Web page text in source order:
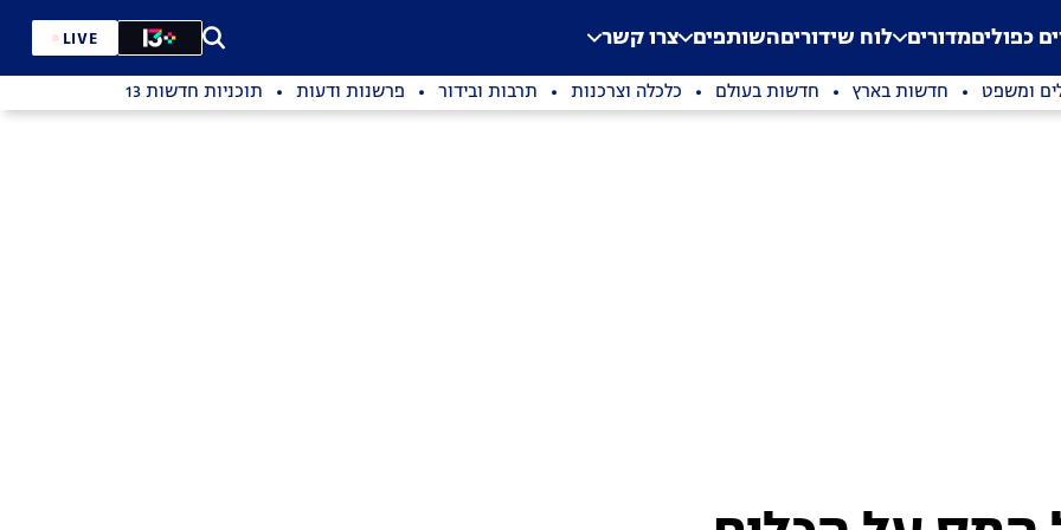
Application error: a
. כפוליםמדורים לוח שידוריםהשותפים צרו קשר LIVE
ומשפט חדשות בארץ חדשות בעולם כלכלה וצרכנות תרבות ובידור פרשנות ודעות תוכניות חדשות 13